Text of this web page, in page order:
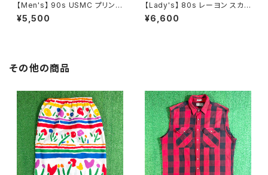
【Men's】 90s USMC プリント
Tシャツ / アメリカ製 USA製 9
0年代 ティーシャツ T-Shirt 古
¥5,500
【Lady's】 80s レーヨン スカ
ーフ柄 スカート / 80年代 古着
レディース 総柄 2266
¥6,600
その他の商品